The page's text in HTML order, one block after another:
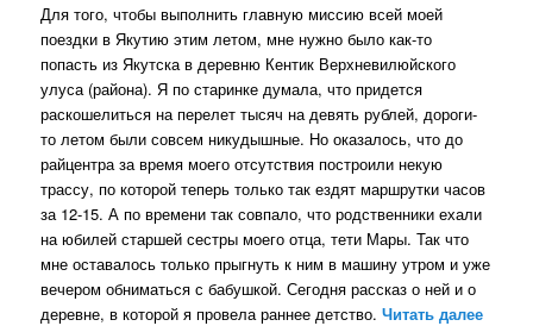
Для того, чтобы выполнить главную миссию всей моей
поездки в Якутию этим летом, мне нужно было как-то
попасть из Якутска в деревню Кентик Верхневилюйского
улуса (района). Я по старинке думала, что придется
раскошелиться на перелет тысяч на девять рублей, дороги-
то летом были совсем никудышные. Но оказалось, что до
райцентра за время моего отсутствия построили некую
трассу, по которой теперь только так ездят маршрутки часов
за 12-15. А по времени так совпало, что родственники ехали
на юбилей старшей сестры моего отца, тети Мары. Так что
мне оставалось только прыгнуть к ним в машину утром и уже
вечером обниматься с бабушкой. Сегодня рассказ о ней и о
деревне, в которой я провела раннее детство.Читать далее